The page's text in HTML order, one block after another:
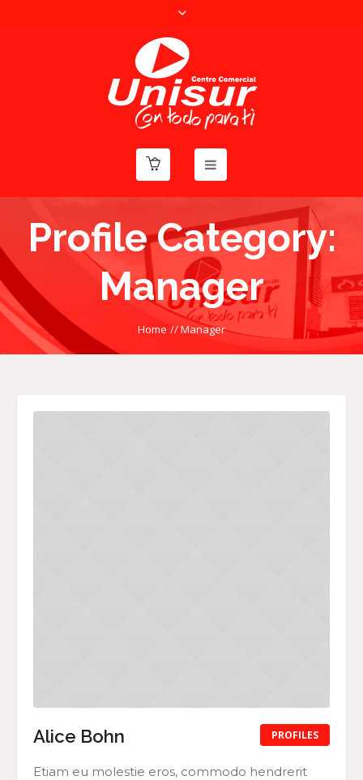
Profile Category:
Manager
Home //Manager
PROFILES
Alice Bohn
Etiam eu molestie eros, commodo hendrerit